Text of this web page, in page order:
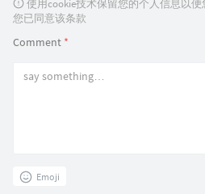
使用cookie技术保留您的个人信息以
您已同意该条款
Comment *
Emoji